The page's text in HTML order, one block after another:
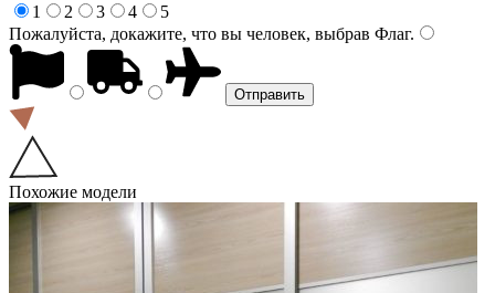
1
2 3 4
5
Пожалуйста, докажите, что вы человек, выбрав Флаг.
Похожие модели